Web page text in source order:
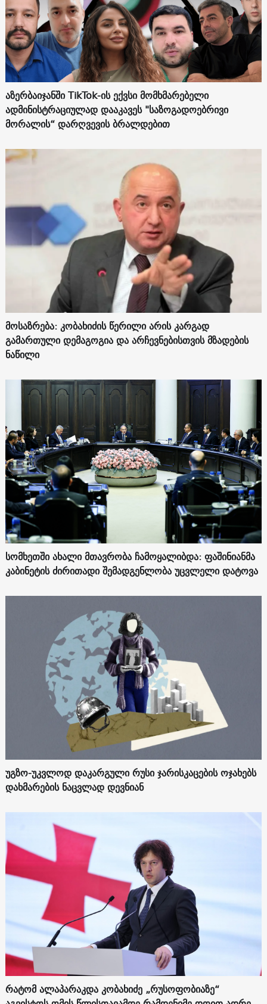
აზერბაიჯანში TikTok-ის ექვსი მომხმარებელი
ადმინისტრაციულად დააკავეს "საზოგადოებრივი
მორალის“ დარღვევის ბრალდებით
მოსაზრება: კობახიძის წერილი არის კარგად
გამართული დემაგოგია და არჩევნებისთვის მზადების
ნაწილი
სომხეთში ახალი მთავრობა ჩამოყალიბდა: ფაშინიანმა
კაბინეტის ძირითადი შემადგენლობა უცვლელი დატოვა
უგზო-უკვლოდ დაკარგული რუსი ჯარისკაცების ოჯახებს
დახმარების ნაცვლად დევნიან
რატომ ალაპარაკდა კობახიძე „რუსოფობიაზე“